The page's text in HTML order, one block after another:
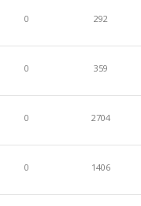
0 292
0 359
0 2704
0 1406